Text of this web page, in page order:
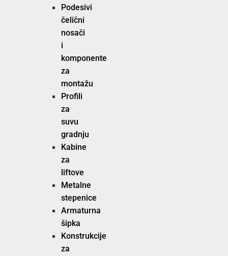
Podesivi
čelični
nosači
i
komponente
za
montažu
Profili
za
suvu
gradnju
Kabine
za
liftove
Metalne
stepenice
Armaturna
šipka
Konstrukcije
za